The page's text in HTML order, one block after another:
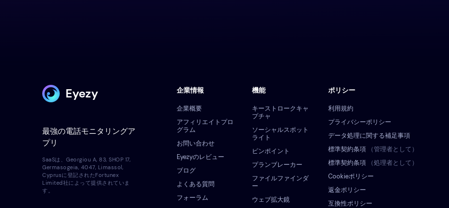
Eyezy
最強の電話モニタリングア
プリ
企業情報
企業概要
アフィリエイトプロ
グラム
お問い合わせ
Eyezyのレビュー
ブログ
よくある質問
フォーラム
ポリシー
利用規約
プライバシーポリシー
データ処理に関する補足事項
標準契約条項
（管理者として）
標準契約条項
（処理者として）
Cookieポリシー
返金ポリシー
互換性ポリシー
機能
キーストロークキャ
プチャ
ソーシャルスポット
ライト
ピンポイント
プランブレーカー
ファイルファインダ
ー
ウェブ拡大鏡
SaaSは、Georgiou A, 83, SHOP 17,
Germasogeia, 4047, Limassol,
Cyprusに登記されたFortunex
Limited社によって提供されていま
す。